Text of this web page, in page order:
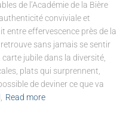
de l’Académie de la Bière
conviviale et
entre effervescence près de la
sans jamais se sentir
jubile dans la diversité,
plats qui surprennent,
de deviner ce que va
Read more